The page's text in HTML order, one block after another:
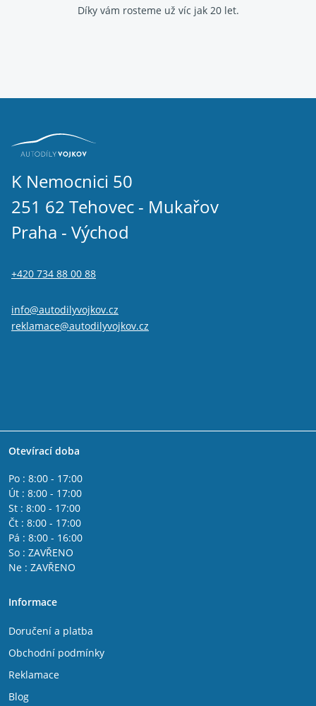
Díky vám rosteme už víc jak 20 let.
K Nemocnici 50
251 62 Tehovec - Mukařov
Praha - Východ
+420 734 88 00 88
info@autodilyvojkov.cz
reklamace@autodilyvojkov.cz
Otevírací doba
Po : 8:00 - 17:00
Út : 8:00 - 17:00
St : 8:00 - 17:00
Čt : 8:00 - 17:00
Pá : 8:00 - 16:00
So : ZAVŘENO
Ne : ZAVŘENO
Informace
Doručení a platba
Obchodní podmínky
Reklamace
Blog